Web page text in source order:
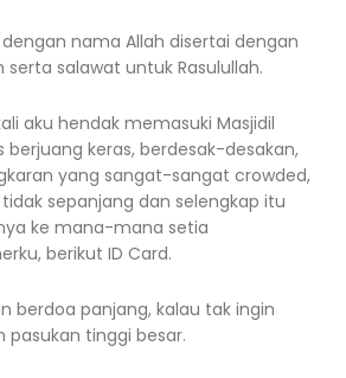
nama Allah disertai dengan
serta salawat untuk Rasulullah.
aku hendak memasuki Masjidil
berjuang keras, berdesak-desakan,
yang sangat-sangat crowded,
sepanjang dan selengkap itu
ke mana-mana setia
berikut ID Card.
berdoa panjang, kalau tak ingin
pasukan tinggi besar.